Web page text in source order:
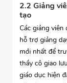
2.2 Giảng
tạo
Các giảng
hỗ trợ giảng
mới nhất để
thầy cô giao
giáo dục hiện